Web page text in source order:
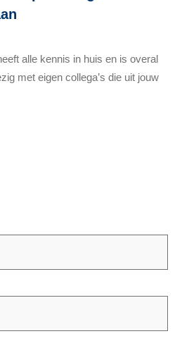
alle kennis in huis en is overal
met eigen collega’s die uit jouw